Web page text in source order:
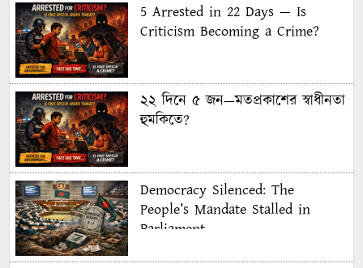
5 Arrested in 22 Days — Is
Criticism Becoming a Crime?
২২ দিনে ৫ জন—মতপ্রকাশের স্বাধীনতা
হুমকিতে?
Democracy Silenced: The
People’s Mandate Stalled in
Parliament